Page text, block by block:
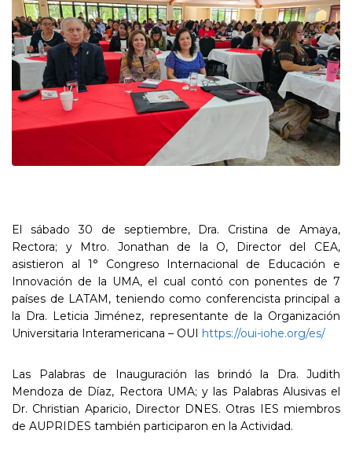
El sábado 30 de septiembre, Dra. Cristina de Amaya,
Rectora; y Mtro. Jonathan de la O, Director del CEA,
asistieron al 1° Congreso Internacional de Educación e
Innovación de la UMA, el cual contó con ponentes de 7
países de LATAM, teniendo como conferencista principal a
la Dra. Leticia Jiménez, representante de la Organización
Universitaria Interamericana – OUI https://oui-iohe.org/es/
Las Palabras de Inauguración las brindó la Dra. Judith
Mendoza de Díaz, Rectora UMA; y las Palabras Alusivas el
Dr. Christian Aparicio, Director DNES. Otras IES miembros
de AUPRIDES también participaron en la Actividad.